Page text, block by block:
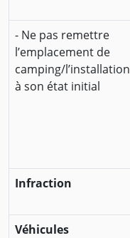
- Ne pas remettre
l’emplacement de
camping/l’installation
à son état initial
Infraction
Véhicules